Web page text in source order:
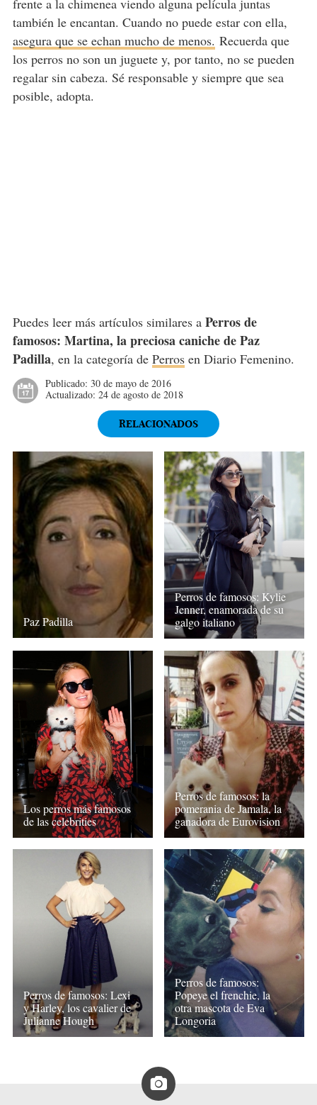
también le encantan. Cuando no puede estar con ella,
asegura que se echan mucho de menos. Recuerda que
los perros no son un juguete y, por tanto, no se pueden
regalar sin cabeza. Sé responsable y siempre que sea
posible, adopta.
Puedes leer más artículos similares a Perros de
famosos: Martina, la preciosa caniche de Paz
Padilla, en la categoría de Perrosen Diario Femenino.
Publicado: 30 de mayo de 2016
Actualizado: 24 de agosto de 2018
RELACIONADOS
Paz Padilla
Perros de famosos: Kylie
Jenner, enamorada de su
galgo italiano
Los perros más famosos
de las celebrities
Perros de famosos: la
pomerania de Jamala, la
ganadora de Eurovision
Perros de famosos: Lexi
y Harley, los cavalier de
Julianne Hough
Perros de famosos:
Popeye el frenchie, la
otra mascota de Eva
Longoria